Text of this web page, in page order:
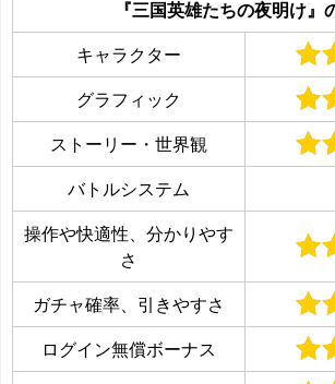
『三国英雄たちの夜明け』
キャラクター
グラフィック
ストーリー・世界観
バトルシステム
操作や快適性、分かりやす
さ
ガチャ確率、引きやすさ
ログイン無償ボーナス